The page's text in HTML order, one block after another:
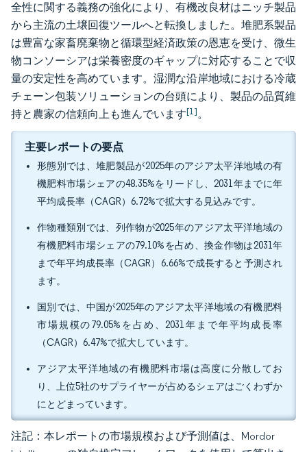
全性に関する義務の強化により、有機改良材はニッチ製品
から主流の土壌回復ツールへと転換しました。堆肥系製品
は豊富な家畜廃棄物と循環型経済政策の恩恵を受け、微生
物コンソーシアは栄養密度のギャップに対応することで収
量の安定性を高めています。湿潤な沿岸地域における冷蔵
チェーン包装ソリューションの台頭により、製品の品質維
持と農家の信頼向上も進んでいます[1]。
主要レポートの要点
形態別では、堆肥製品が2025年のアジア太平洋地域の有
機肥料市場シェアの48.35%をリードし、2031年までに年
平均成長率（CAGR）6.72%で拡大する見込みです。
作物種類別では、列作物が2025年のアジア太平洋地域の
有機肥料市場シェアの79.10%を占め、換金作物は2031年
まで年平均成長率（CAGR）6.66%で成長すると予測され
ます。
国別では、中国が2025年のアジア太平洋地域の有機肥料
市場規模の79.05%を占め、2031年まで年平均成長率
（CAGR）6.47%で拡大しています。
アジア太平洋地域の有機肥料市場は高度に分散してお
り、上位5社のサプライヤーが占めるシェアはごくわずか
にとどまっています。
注記：本レポートの市場規模および予測値は、Mordor